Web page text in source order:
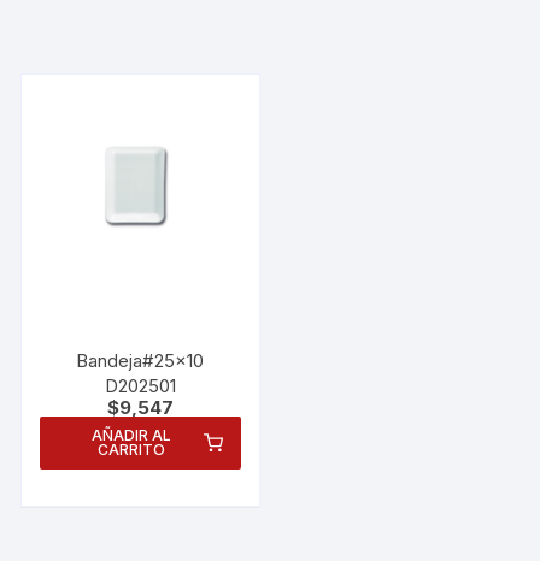
Bandeja#25×10
D202501
$9,547
AÑADIR AL
CARRITO